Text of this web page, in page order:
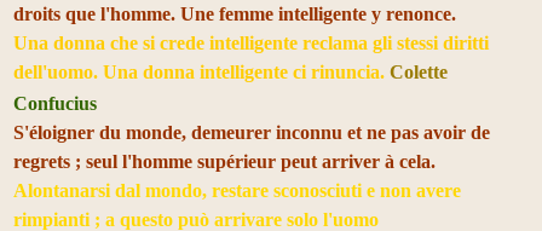
droits que l'homme. Une femme intelligente y renonce.
Una donna che si crede intelligente reclama gli stessi diritti
dell'uomo. Una donna intelligente ci rinuncia. Colette
Confucius
S'éloigner du monde, demeurer inconnu et ne pas avoir de
regrets ; seul l'homme supérieur peut arriver à cela.
Alontanarsi dal mondo, restare sconosciuti e non avere
rimpianti ; a questo può arrivare solo l'uomo